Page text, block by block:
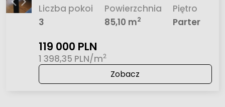
Liczba pokoi
3
Powierzchnia
85,10 m2
Piętro
Parter
119 000 PLN
1 398,35 PLN/m2
Zobacz